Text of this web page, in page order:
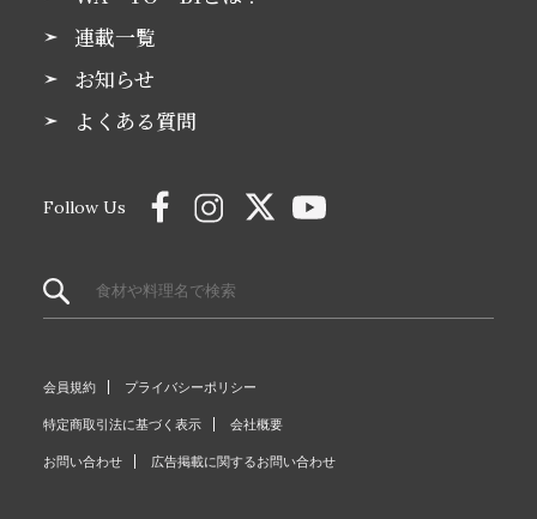
連載一覧
お知らせ
よくある質問
Follow Us
会員規約 プライバシーポリシー
特定商取引法に基づく表示 会社概要
お問い合わせ 広告掲載に関するお問い合わせ